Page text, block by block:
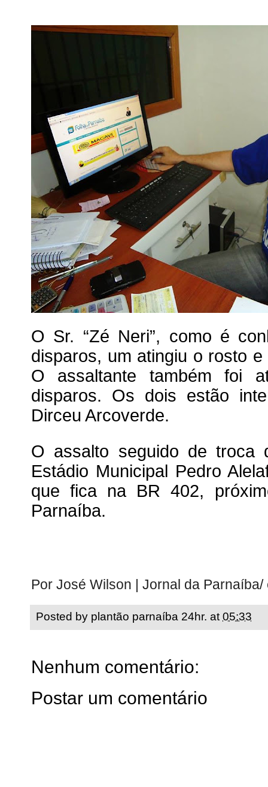
O Sr. “Zé Neri”, como é
disparos, um atingiu o rosto
O assaltante também foi
disparos. Os dois estão
Dirceu Arcoverde.
O assalto seguido de troca
Estádio Municipal Pedro
que fica na BR 402,
Parnaíba.
Por José Wilson | Jornal da
Posted by plantão parnaíba 24hr. at 05:33
Nenhum comentário:
Postar um comentário